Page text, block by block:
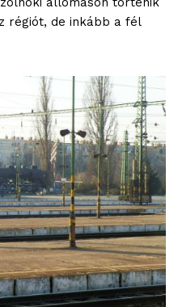
régiót, de inkább a fél